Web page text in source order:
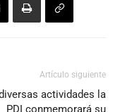
Artículo siguiente
actividades la
PDI conmemorará su